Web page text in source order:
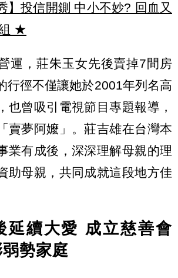
投信開鍘 中小不妙? 回血又
★
運，莊朱玉女先後賣掉7間房
行徑不僅讓她於2001年列名高
也曾吸引電視節目專題報導，
賣夢阿嬤」。莊吉雄在台灣本
業有成後，深深理解母親的理
助母親，共同成就這段地方佳
延續大愛 成立慈善會
勢家庭